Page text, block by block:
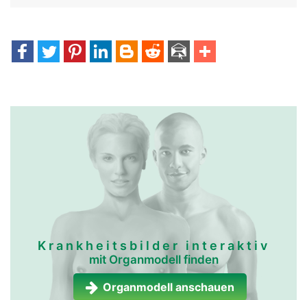
Krankheitsbilder interaktiv
mit Organmodell finden
Organmodell anschauen